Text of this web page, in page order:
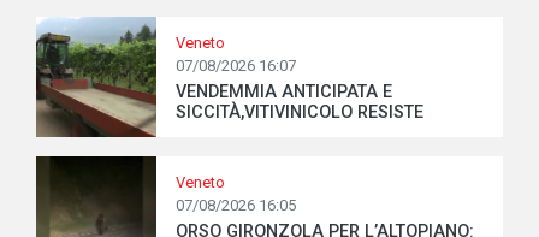
Veneto
07/08/2026 16:07
VENDEMMIA ANTICIPATA E
SICCITÀ,VITIVINICOLO RESISTE
Veneto
07/08/2026 16:05
ORSO GIRONZOLA PER L’ALTOPIANO: